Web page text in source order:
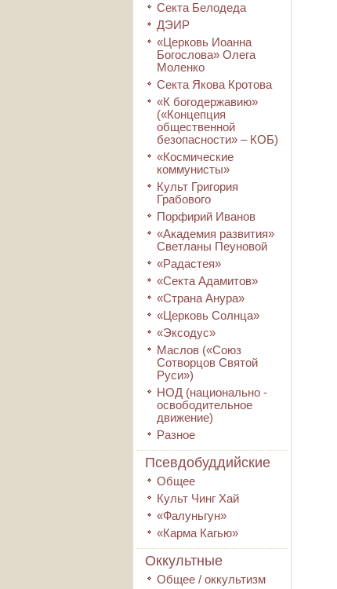
Секта Белодеда
ДЭИР
«Церковь Иоанна
Богослова» Олега
Моленко
Секта Якова Кротова
«К богодержавию»
(«Концепция
общественной
безопасности» – КОБ)
«Космические
коммунисты»
Культ Григория
Грабового
Порфирий Иванов
«Академия развития»
Светланы Пеуновой
«Радастея»
«Секта Адамитов»
«Страна Анура»
«Церковь Солнца»
«Эксодус»
Маслов («Союз
Сотворцов Святой
Руси»)
НОД (национально -
освободительное
движение)
Разное
Псевдобуддийские
Общее
Культ Чинг Хай
«Фалуньгун»
«Карма Кагью»
Оккультные
Общее / оккультизм